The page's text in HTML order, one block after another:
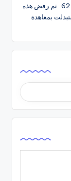
بالانضمام إلى كردستان استنادا إلى البند 62 . تم رفض هذه
بمعاهدة